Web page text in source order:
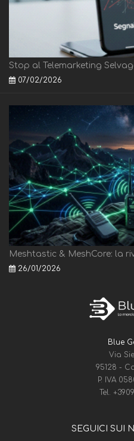
Stop al Telemarketing
07/02/2026
Meshtastic & MeshCore: la
26/01/2026
Blue
Via
95128 -
P. IVA
Tel.
SEGUICI SUI